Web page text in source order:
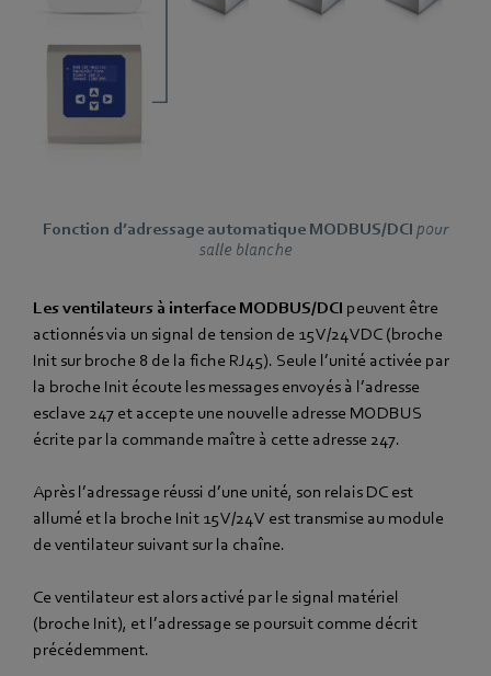
Fonction d’adressage automatique MODBUS/DCI pour
salle blanche
Les ventilateurs à interface MODBUS/DCI peuvent être
actionnés via un signal de tension de 15 V/24 VDC (broche
Init sur broche 8 de la fiche RJ45). Seule l’unité activée par
la broche Init écoute les messages envoyés à l’adresse
esclave 247 et accepte une nouvelle adresse MODBUS
écrite par la commande maître à cette adresse 247.
Après l’adressage réussi d’une unité, son relais DC est
allumé et la broche Init 15 V/24 V est transmise au module
de ventilateur suivant sur la chaîne.
Ce ventilateur est alors activé par le signal matériel
(broche Init), et l’adressage se poursuit comme décrit
précédemment.